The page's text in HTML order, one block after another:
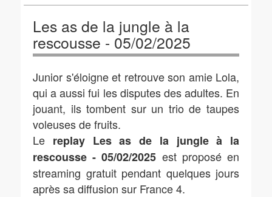
Les as de la jungle à la
rescousse - 05/02/2025
Junior s'éloigne et retrouve son amie Lola,
qui a aussi fui les disputes des adultes. En
jouant, ils tombent sur un trio de taupes
voleuses de fruits.
Le replay Les as de la jungle à la
rescousse - 05/02/2025 est proposé en
streaming gratuit pendant quelques jours
après sa diffusion sur France 4.